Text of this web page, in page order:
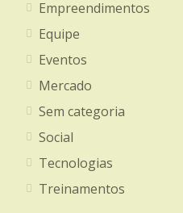
Empreendimentos
Equipe
Eventos
Mercado
Sem categoria
Social
Tecnologias
Treinamentos